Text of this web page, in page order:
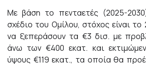
Με βάση το πενταετές (2025-2030)
σχέδιο του Ομίλου, στόχος είναι το
να ξεπεράσουν τα €3 δισ. με
άνω των €400 εκατ. και
ύψους €119 εκατ., τα οποία θα